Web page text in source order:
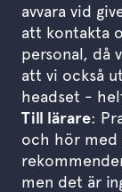
avvara vid
att kontakta
personal, då
att vi också
headset -
Till lärare:
och hör med
men det är